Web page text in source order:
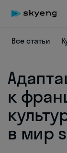
Все статьи
к
в мир
Skyeng Chat
online